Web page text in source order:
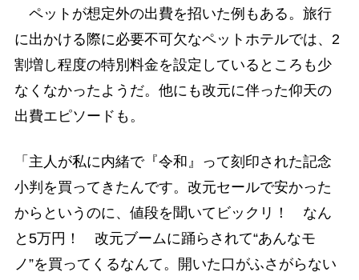
ペットが想定外の出費を招いた例もある。旅行
に出かける際に必要不可欠なペットホテルでは、2
割増し程度の特別料金を設定しているところも少
なくなかったようだ。他にも改元に伴った仰天の
出費エピソードも。
「主人が私に内緒で『令和』って刻印された記念
小判を買ってきたんです。改元セールで安かった
からというのに、値段を聞いてビックリ！ なん
と5万円！ 改元ブームに踊らされて“あんなモ
ノ”を買ってくるなんて。開いた口がふさがらない